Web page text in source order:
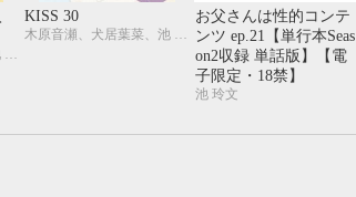
KISS 30
お父さんは性的コンテ
ンツ ep.21【単行本Seas
on2収録 単話版】【電
子限定・18禁】
池 玲文